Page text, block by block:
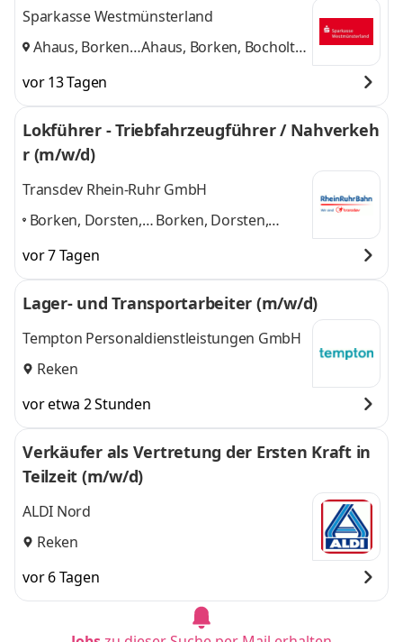
Sparkasse Westmünsterland
Ahaus, Borken, Ahaus, Borken, Bocholt
vor 13 Tagen
Lokführer - Triebfahrzeugführer / Nahverkeh
r (m/w/d)
Transdev Rhein-Ruhr GmbH
Borken, Dorsten,
Coesfeld,
Duisburg,
Remscheid,
Borken, Dorsten,
Remscheidund 5
weitere
vor 7 Tagen
Lager- und Transportarbeiter (m/w/d)
Tempton Personaldienstleistungen GmbH
Reken
vor etwa 2 Stunden
Verkäufer als Vertretung der Ersten Kraft in
Teilzeit (m/w/d)
ALDI Nord
Reken
vor 6 Tagen